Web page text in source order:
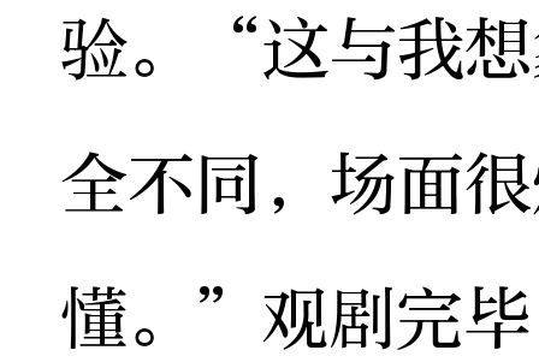
验。“这与我
全不同，场面
懂。”观剧完